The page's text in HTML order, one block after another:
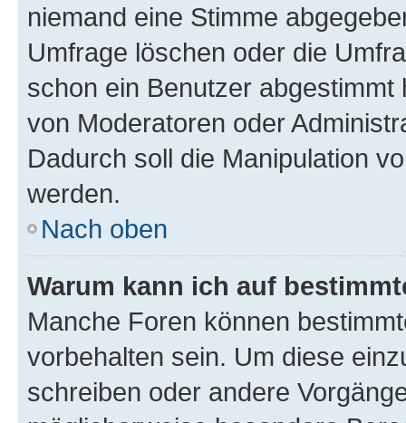
niemand eine Stimme
Umfrage löschen oder die
schon ein Benutzer
von Moderatoren oder
Dadurch soll die Manipulation
werden.
Nach oben
Warum kann ich auf
Manche Foren können
vorbehalten sein. Um diese
schreiben oder andere